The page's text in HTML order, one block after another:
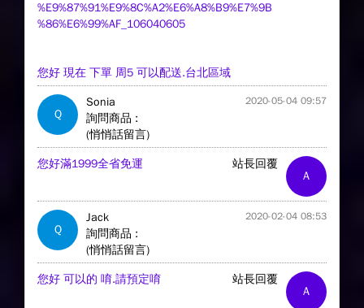
%E9%87%91%E9%8C%A2%E6%A8%B9%E7%9B
%86%E6%99%AF_106040605
您好 現在 下單 周5 可以配送.台北區域
Q
Sonia 2020-05-04 09:57
詢問商品 :
(悄悄話留言)
A
站長回覆
您好滿1999全省免運
Q
Jack 2020-02-04 08:53
詢問商品 :
(悄悄話留言)
A
站長回覆
您好 可以的 唷.請預定唷